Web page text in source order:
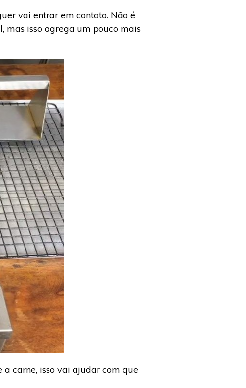
vai entrar em contato. Não é
isso agrega um pouco mais
carne, isso vai ajudar com que